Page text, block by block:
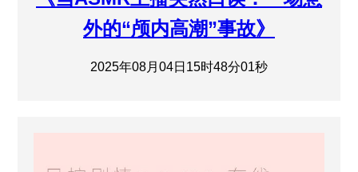
外的“颅内高潮”事故》
2025年08月04日15时48分01秒